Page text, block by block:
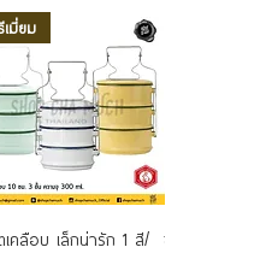
มี่ยม
เคลือบ เล็กน่ารัก 1 สี/ ชามเคลือบ